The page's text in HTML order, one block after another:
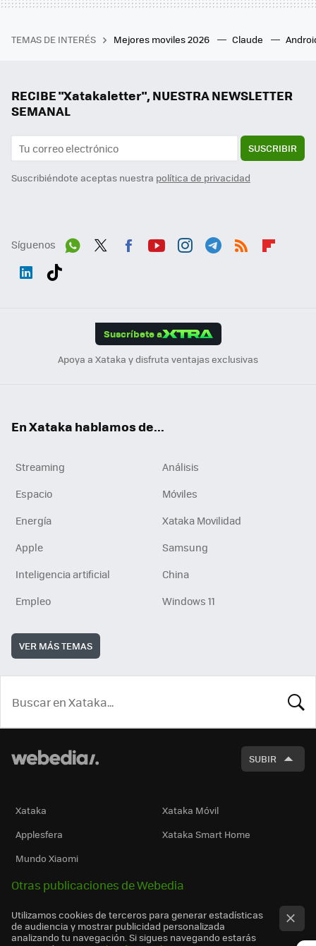
TEMAS DE INTERÉS Mejores moviles 2026 Claude
RECIBE "Xatakaletter", NUESTRA NEWSLETTER
SEMANAL
SUSCRIBIR
Suscribiéndote aceptas nuestra política de privacidad
Síguenos
Suscríbete a
Apoya a Xataka y disfruta ventajas exclusivas
En Xataka hablamos de...
Streaming
Análisis
Espacio
Móviles
Energía
Xataka Movilidad
Apple
Samsung
Inteligencia artificial
China
Empleo
Windows 11
VER MÁS TEMAS
SUBIR
Xataka
Xataka Móvil
Applesfera
Xataka Smart Home
Mundo Xiaomi
Otras publicaciones de Webedia
Utilizamos cookies de terceros para generar estadísticas
de audiencia y mostrar publicidad personalizada
analizando tu navegación. Si sigues navegando estarás